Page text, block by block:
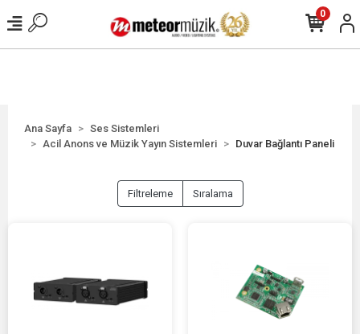
0
Ana Sayfa
Ses Sistemleri
Acil Anons ve Müzik Yayın Sistemleri
Duvar Bağlantı Paneli
Filtreleme Sıralama